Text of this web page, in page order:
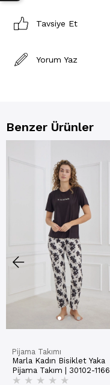
Tavsiye Et
Yorum Yaz
Benzer Ürünler
Pijama Takımı
Marla Kadın Bisiklet Yaka
Pijama Takım | 30102-1166
★ ★ ★ ★ ★